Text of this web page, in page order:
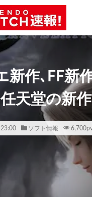
新作､FF新
天堂の新
ソフト情報 6,700